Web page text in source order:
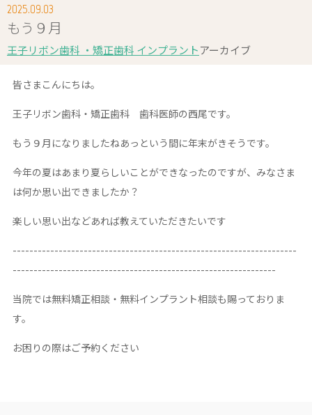
2025.09.03
もう９月
王子リボン歯科 ・矯正歯科 インプラントアーカイブ
皆さまこんにちは。
王子リボン歯科・矯正歯科 歯科医師の西尾です。
もう９月になりましたねあっという間に年末がきそうです。
今年の夏はあまり夏らしいことができなったのですが、みなさま
は何か思い出できましたか？
楽しい思い出などあれば教えていただきたいです
--------------------------------------------------------------------
---------------------------------------------------------------
当院では無料矯正相談・無料インプラント相談も賜っておりま
す。
お困りの際はご予約ください